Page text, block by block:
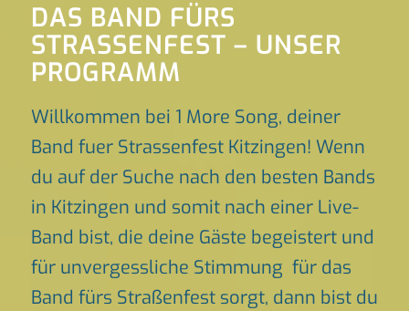
DAS BAND FÜRS
STRASSENFEST – UNSER P
ROGRAMM
Willkommen bei 1 More Song, deiner
Band fuer Strassenfest Kitzingen! Wenn
du auf der Suche nach den besten Bands
in Kitzingen und somit nach einer Live-
Band bist, die deine Gäste begeistert und
für unvergessliche Stimmung für das
Band fürs Straßenfest sorgt, dann bist du